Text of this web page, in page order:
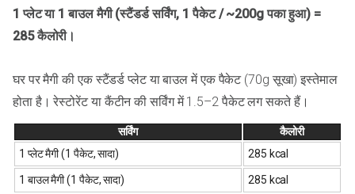
1 प्लेट या 1 बाउल मैगी (स्टैंडर्ड सर्विंग, 1 पैकेट / ~200g पका हुआ) =
285 कैलोरी।
घर पर मैगी की एक स्टैंडर्ड प्लेट या बाउल में एक पैकेट (70g सूखा) इस्तेमाल
होता है। रेस्टोरेंट या कैंटीन की सर्विंग में 1.5–2 पैकेट लग सकते हैं।
सर्विंग
कैलोरी
1 प्लेट मैगी (1 पैकेट, सादा)
285 kcal
1 बाउल मैगी (1 पैकेट, सादा) 285 kcal